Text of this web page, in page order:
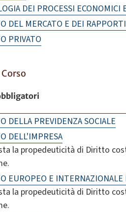
DEI PROCESSI ECONOMICI
DEL MERCATO E DEI
PRIVATO
DELLA PREVIDENZA SOCIALE
DELL'IMPRESA
la propedeuticità di Diritto
EUROPEO E INTERNAZIONALE
la propedeuticità di Diritto